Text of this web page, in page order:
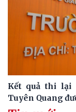
Kết quả thi lại
Tuyên Quang